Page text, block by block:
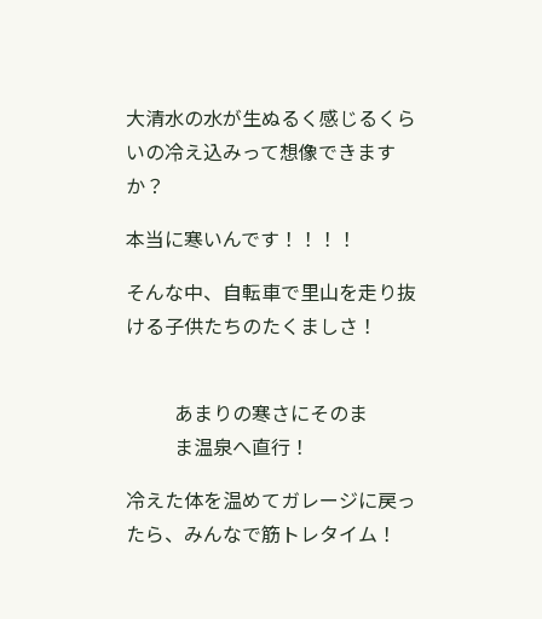
大清水の水が生ぬるく感じるくら
いの冷え込みって想像できます
か？
本当に寒いんです！！！！
そんな中、自転車で里山を走り抜
ける子供たちのたくましさ！
あまりの寒さにそのま
ま温泉へ直行！
冷えた体を温めてガレージに戻っ
たら、みんなで筋トレタイム！